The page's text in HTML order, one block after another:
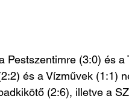
Pestszentimre (3:0) és a
és a Vízművek (1:1)
(2:6), illetve a